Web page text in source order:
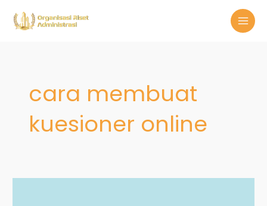
content
cara membuat
kuesioner online